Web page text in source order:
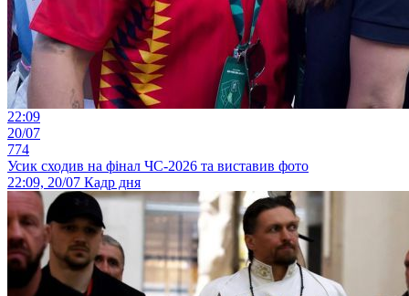
22:09
20/07
774
Усик сходив на фінал ЧС-2026 та виставив фото
22:09, 20/07 Кадр дня